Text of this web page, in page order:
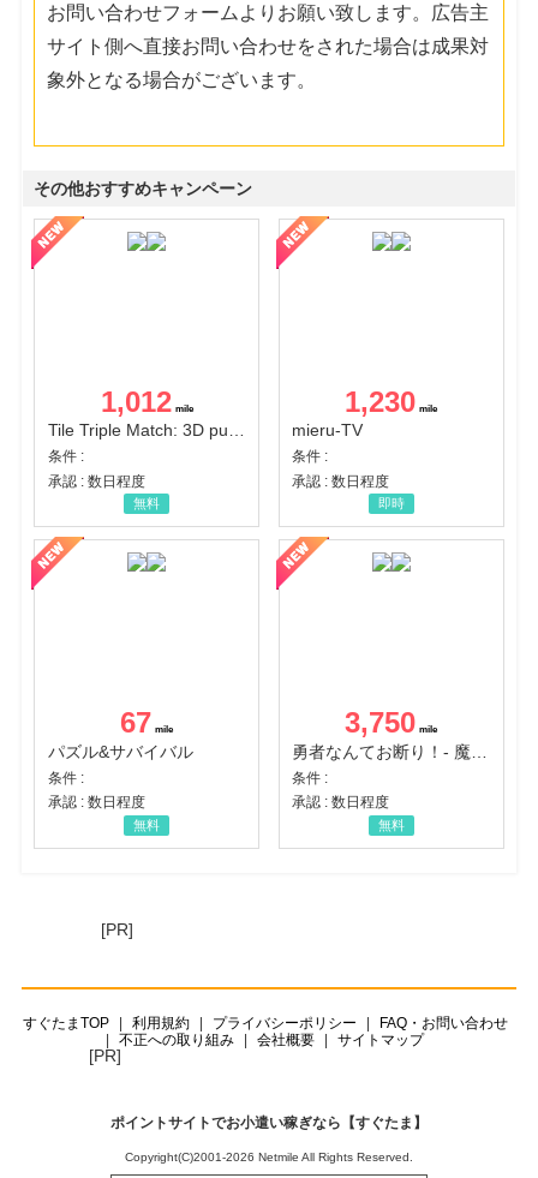
お問い合わせフォームよりお願い致します。広告主
サイト側へ直接お問い合わせをされた場合は成果対
象外となる場合がございます。
その他おすすめキャンペーン
1,012
Tile Triple Match: 3D puzzle
条件 :
承認 : 数日程度
無料
1,230
mieru-TV
条件 :
承認 : 数日程度
即時
67
パズル&サバイバル
条件 :
承認 : 数日程度
無料
3,750
条件 :
承認 : 数日程度
無料
[PR]
すぐたまTOP 利用規約 プライバシーポリシー
FAQ・お問い合わせ
不正への取り組み
会社概要 サイトマップ
[PR]
ポイントサイトでお小遣い稼ぎなら【すぐたま】
Copyright(C)2001-2026 Netmile All Rights Reserved.